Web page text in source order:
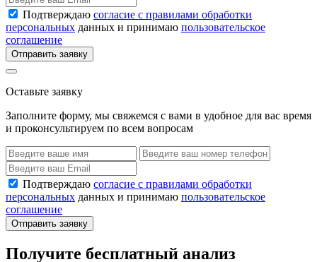
Подтверждаю согласие с правилами обработки
персональных данных и принимаю пользовательское
соглашение
Отправить заявку
Оставьте заявку
Заполните форму, мы свяжемся с вами в удобное для вас время
и проконсультируем по всем вопросам
Подтверждаю согласие с правилами обработки
персональных данных и принимаю пользовательское
соглашение
Отправить заявку
Получите бесплатный анализ